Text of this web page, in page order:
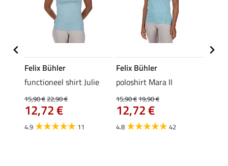
Felix Bühler
functioneel shirt Julie
15,90 €22,90 €
12,72 €
4.9 11
Felix Bühler
poloshirt Mara II
15,90 €19,90 €
12,72 €
4.8 42